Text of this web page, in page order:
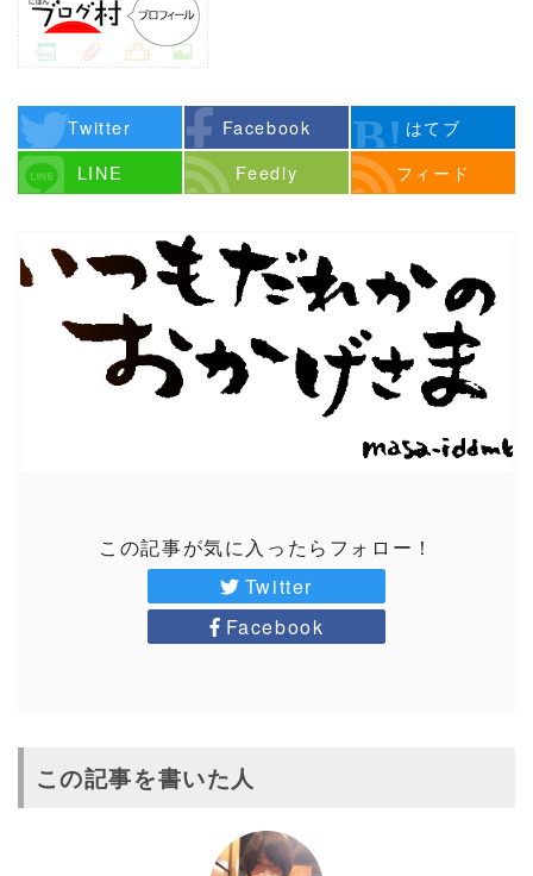
Twitter Facebook
はてブ
LINE
Feedly フィード
この記事が気に入ったらフォロー！
Twitter
Facebook
この記事を書いた人